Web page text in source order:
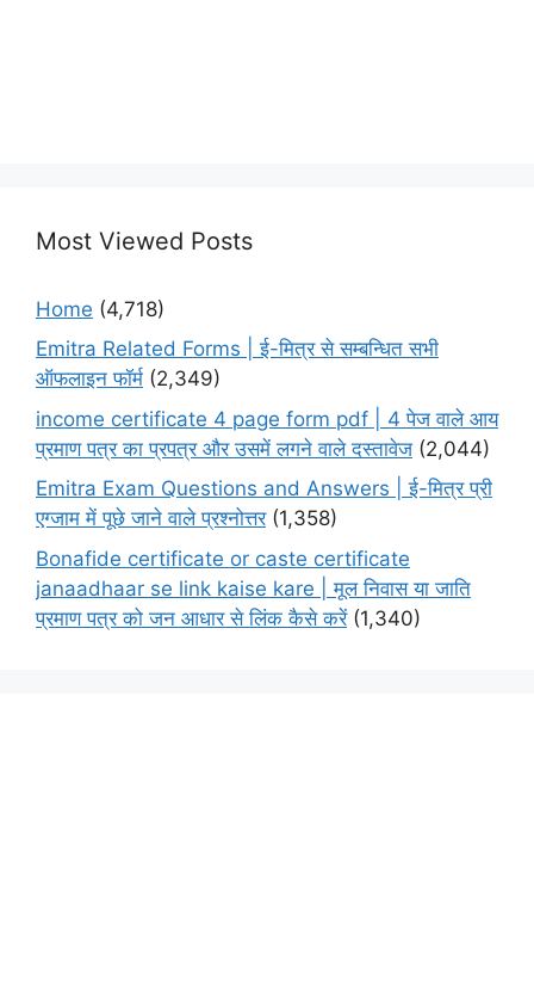
Most Viewed Posts
Home (4,718)
Emitra Related Forms | ई-मित्र से सम्बन्धित सभी
ऑफलाइन फॉर्म (2,349)
income certificate 4 page form pdf | 4 पेज वाले आय
प्रमाण पत्र का प्रपत्र और उसमें लगने वाले दस्तावेज (2,044)
Emitra Exam Questions and Answers | ई-मित्र प्री
एग्जाम में पूछे जाने वाले प्रश्नोत्तर (1,358)
Bonafide certificate or caste certificate
janaadhaar se link kaise kare | मूल निवास या जाति
प्रमाण पत्र को जन आधार से लिंक कैसे करें (1,340)